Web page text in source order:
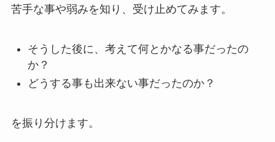
苦手な事や弱みを知り、受け止めてみます。
そうした後に、考えて何とかなる事だったの
か？
どうする事も出来ない事だったのか？
を振り分けます。